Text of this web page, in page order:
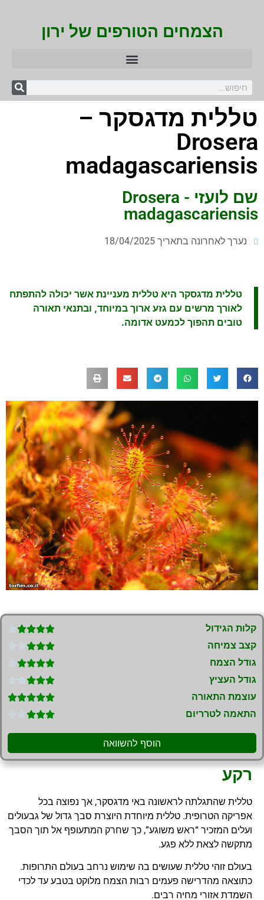
הצמחים הטורפים של ירון
טללית מדגסקר –
Drosera
madagascariensis
שם לועזי - Drosera
madagascariensis
נערך לאחרונה בתאריך 18/04/2025
טללית מדגסקר היא טללית מעניינת אשר יכולה להתפתח
לאורך מרשים עם גזע ארוך במיוחד, ובתנאי תאורה
טובים תהפוך לכמעט אדומה.
קלות הגידול 



קצב צמיחה 


גודל הצמח 



גודל העציץ 


עוצמת התאורה 




התאמה לטרריום 


הוסף להשוואה
רקע
טללית שהתגלתה לראשונה באי מדגסקר, אך נפוצה בכל
אפריקה הטרופית. טללית מיוחדת היוצרת סבך גדול של גבעולים
ועלים המזכיר “ראש משוגע”, כך שחרק המתעופף אל תוך הסבך
מתקשה לצאת ללא פגע.
בעולם זוהי טללית שעושים בה שימוש נרחב בעולם התרופות.
כתוצאה מהדרישה פעמים רבות הצמח מלוקט בטבע עד לכדי
השמדת אזורי מחיה רבים.